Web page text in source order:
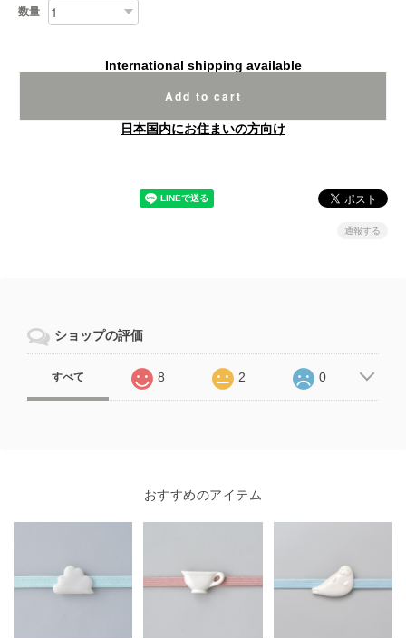
数量
International shipping available
Add to cart
日本国内にお住まいの方向け
通報する
ショップの評価
すべて 8 2 0
おすすめのアイテム